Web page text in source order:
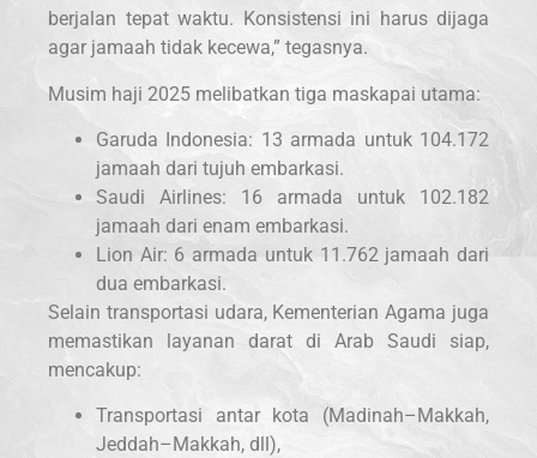
berjalan tepat waktu. Konsistensi ini harus dijaga
agar jamaah tidak kecewa,” tegasnya.
Musim haji 2025 melibatkan tiga maskapai utama:
Garuda Indonesia: 13 armada untuk 104.172
jamaah dari tujuh embarkasi.
Saudi Airlines: 16 armada untuk 102.182
jamaah dari enam embarkasi.
Lion Air: 6 armada untuk 11.762 jamaah dari
dua embarkasi.
Selain transportasi udara, Kementerian Agama juga
memastikan layanan darat di Arab Saudi siap,
mencakup:
Transportasi antar kota (Madinah–Makkah,
Jeddah–Makkah, dll),